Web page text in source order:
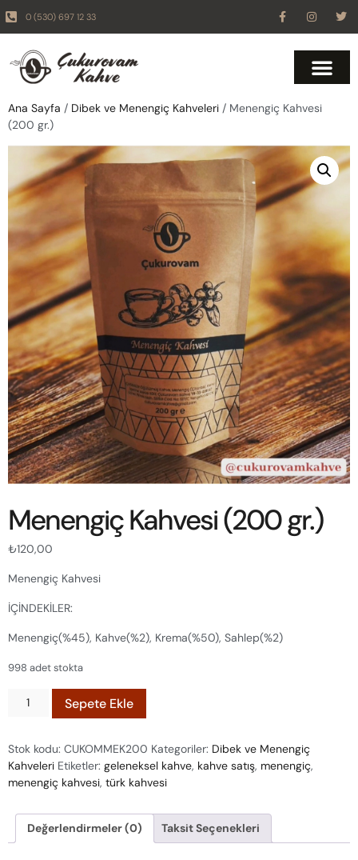
0 (530) 697 12 33
Ana Sayfa / Dibek ve Menengiç Kahveleri / Menengiç Kahvesi
(200 gr.)
Menengiç Kahvesi (200 gr.)
₺120,00
Menengiç Kahvesi
İÇİNDEKİLER:
Menengiç(%45), Kahve(%2), Krema(%50), Sahlep(%2)
998 adet stokta
Sepete Ekle
Stok kodu: CUKOMMEK200 Kategoriler: Dibek ve Menengiç
Kahveleri Etiketler: geleneksel kahve, kahve satış, menengiç,
menengiç kahvesi, türk kahvesi
Değerlendirmeler (0) Taksit Seçenekleri